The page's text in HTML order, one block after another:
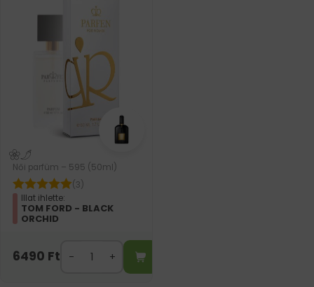
Női parfüm – 595 (50ml)
(3)
Illat ihlette:
TOM FORD - BLACK
ORCHID
6490 Ft